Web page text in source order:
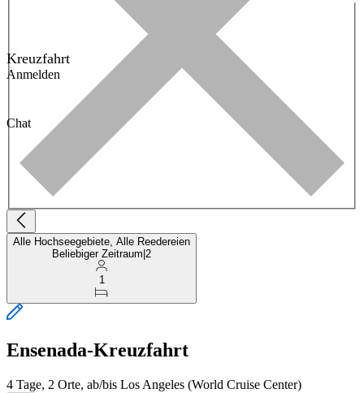
Kreuzfahrt
Anmelden
Chat
Alle Hochseegebiete, Alle Reedereien
Beliebiger Zeitraum 2
1
Ensenada-Kreuzfahrt
4 Tage, 2 Orte, ab/bis Los Angeles (World Cruise Center)